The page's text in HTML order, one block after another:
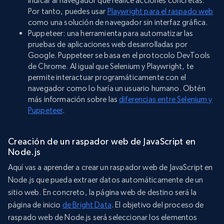
Por tanto, puedes usar Playwright para el raspado web
como una solución de navegador sin interfaz gráfica.
Puppeteer: una herramienta para automatizar las
pruebas de aplicaciones web desarrolladas por
Google. Puppeteer se basa en el protocolo DevTools
de Chrome. Al igual que Selenium y Playwright, te
permite interactuar programáticamente con el
navegador como lo haría un usuario humano. Obtén
más información sobre lasdiferencias entre Selenium y
Puppeteer.
Creación de un raspador web de JavaScript en
Node.js
Aquí vas a aprender a crear un raspador web de JavaScript en
Node.js que pueda extraer datos automáticamente de un
sitio web. En concreto, la página web de destino será la
página de inicio de Bright Data. El objetivo del proceso de
raspado web de Node.js será seleccionar los elementos